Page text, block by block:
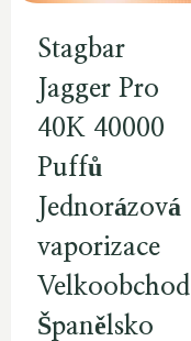
Stagbar
Jagger Pro
40K 40000
Puffů
Jednorázová
vaporizace
Velkoobchod
Španělsko